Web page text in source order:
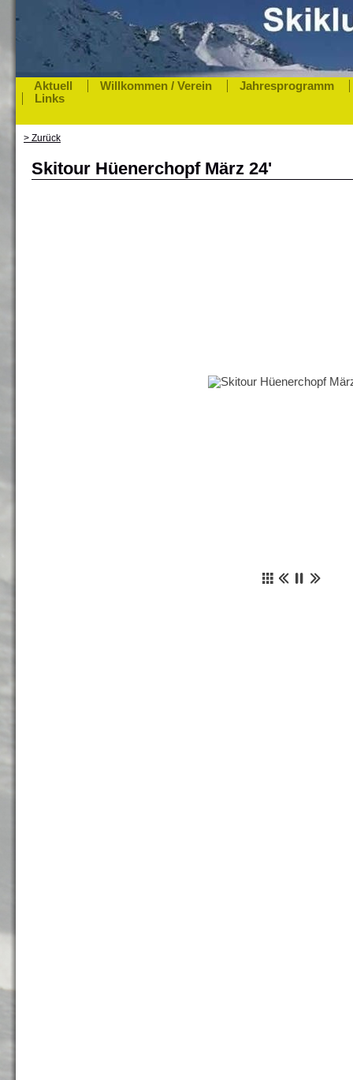
Aktuell Willkommen / Verein
Jahresprogramm
Links
> Zurück
Skitour Hüenerchopf März 24'